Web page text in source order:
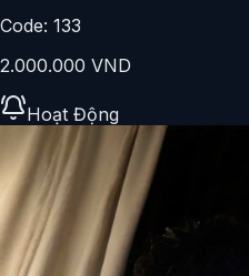
Code: 133
2.000.000 VND
Hoạt Động